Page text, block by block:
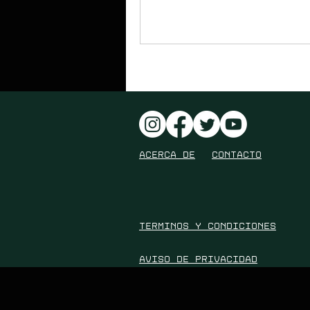
ACERCA DE contacto
Terminos y condiciones
AVISO DE PRIVACIDAD